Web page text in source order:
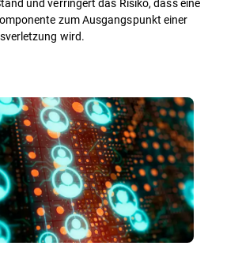
zum Ausgangspunkt einer
wird.